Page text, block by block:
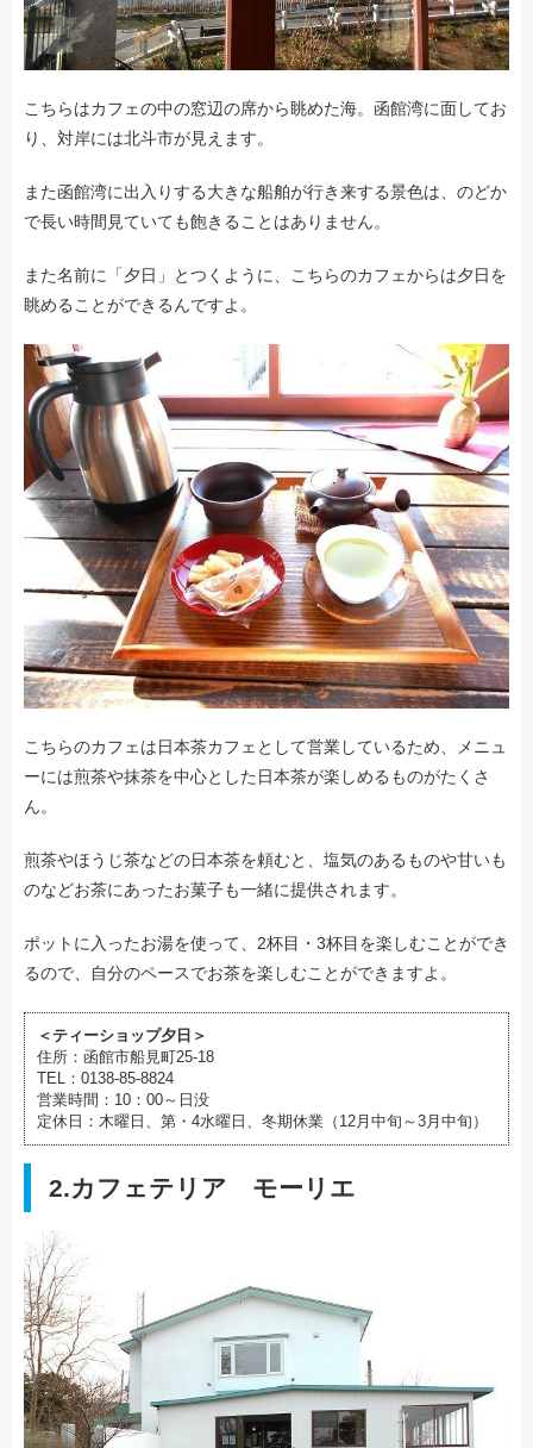
こちらはカフェの中の窓辺の席から眺めた海。函館湾に面してお
り、対岸には北斗市が見えます。
また函館湾に出入りする大きな船舶が行き来する景色は、のどか
で長い時間見ていても飽きることはありません。
また名前に「夕日」とつくように、こちらのカフェからは夕日を
眺めることができるんですよ。
こちらのカフェは日本茶カフェとして営業しているため、メニュ
ーには煎茶や抹茶を中心とした日本茶が楽しめるものがたくさ
ん。
煎茶やほうじ茶などの日本茶を頼むと、塩気のあるものや甘いも
のなどお茶にあったお菓子も一緒に提供されます。
ポットに入ったお湯を使って、2杯目・3杯目を楽しむことができ
るので、自分のペースでお茶を楽しむことができますよ。
＜ティーショップ夕日＞
住所：函館市船見町25-18
TEL：0138-85-8824
営業時間：10：00～日没
定休日：木曜日、第・4水曜日、冬期休業（12月中旬～3月中旬）
2.カフェテリア モーリエ